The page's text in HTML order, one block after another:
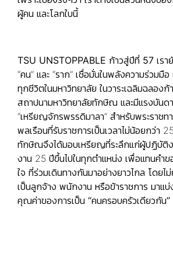
ผู้คน และโลกใบนี้
TSU UNSTOPPABLE ก้าวสู่ปีที่ 57 เร
“คน” และ “ราก” เชื่อมั่นในพลังความร่วมมือ
ทุกชีวิตในมหาวิทยาลัย ในวาระเฉลิมฉลอง
สถาปนามหาวิทยาลัยทักษิณ และมีแรงบันด
“เหรียญจักรพรรดิมาลา” สำหรับพระราชท
พลเรือนที่รับราชการเป็นเวลาไม่น้อยกว่า
ทักษิณจึงได้มอบเหรียญที่ระลึกแก่ผู้ปฏิบัติ
งาน 25 ปีขึ้นไปในทุกตำแหน่ง เพื่อแทนคำ
ใจ ที่ร่วมเดินทางกันมาอย่างยาวไกล โดยไ
เป็นลูกจ้าง พนักงาน หรือข้าราชการ มาแ
คุณค่าของการเป็น “คนครอบครัวเดียวกัน”